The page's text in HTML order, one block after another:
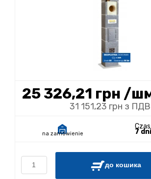
25 326,21 грн /
31 151,23 грн з ПДВ
na zamówienie 7 dni
до кошика